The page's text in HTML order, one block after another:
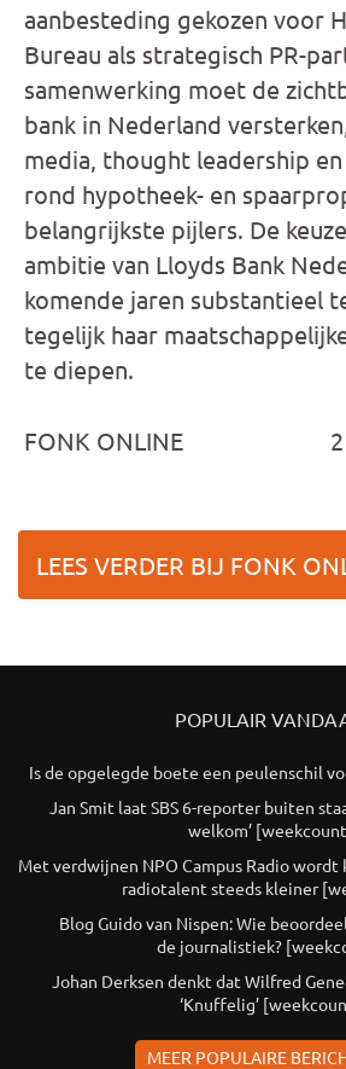
aanbesteding gekozen voor
Bureau als strategisch PR-
samenwerking moet de
bank in Nederland
media, thought leadership
rond hypotheek- en
belangrijkste pijlers. De
ambitie van Lloyds Bank
komende jaren substantieel
tegelijk haar
te diepen.
FONK ONLINE
LEES VERDER BIJ FONK
POPULAIR
Is de opgelegde boete een peulenschil
Jan Smit laat SBS 6-reporter buiten
welkom’
Met verdwijnen NPO Campus Radio
radiotalent steeds kleiner
Blog Guido van Nispen: Wie
de journalistiek?
Johan Derksen denkt dat Wilfred
‘Knuffelig’
MEER POPULAIRE